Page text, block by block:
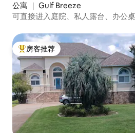
公寓 ｜ Gulf Breeze
可直接进入庭院、私人露台、办公
热门「房客推荐」
房客推荐